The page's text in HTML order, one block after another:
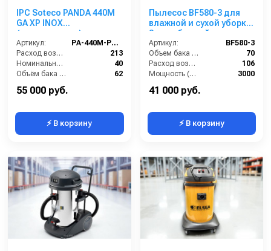
IPC Soteco PANDA 440M
GA XP INOX
(пылеводосос)
Артикул:
PA-440M-PANDA-GA-XP
Расход воздуха (л/сек):
213
Номинальный диаметр принадлежностей (мм):
40
Объём бака (л):
62
55 000 руб.
⚡ В корзину
Пылесос BF580-3 для
влажной и сухой уборки
3-х турбинный
Артикул:
BF580-3
Объем бака (л):
70
Расход воздуха (л/сек):
106
Мощность (Вт):
3000
41 000 руб.
⚡ В корзину